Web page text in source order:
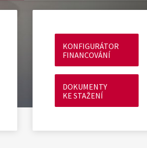
KONFIGURÁTOR
FINANCOVÁNÍ
DOKUMENTY
KE STAŽENÍ